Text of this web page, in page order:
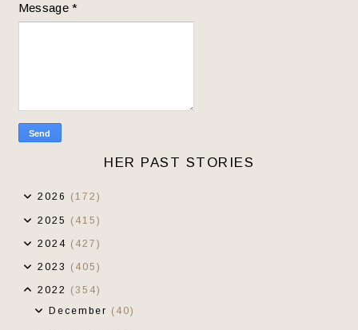
Message*
HER PAST STORIES
2026 (172)
2025 (415)
2024 (427)
2023 (405)
2022 (354)
December (40)